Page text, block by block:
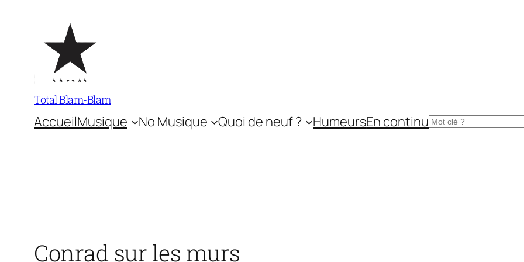
contenu
Total Blam-Blam
AccueilMusique No Musique Quoi de neuf ? HumeursEn continuRechercher
Conrad sur les murs